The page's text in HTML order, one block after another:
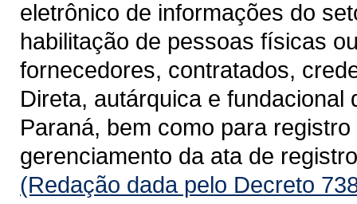
eletrônico de informações do
habilitação de pessoas físicas
fornecedores, contratados,
Direta, autárquica e
Paraná, bem como para
gerenciamento da ata de
(Redação dada pelo Decreto